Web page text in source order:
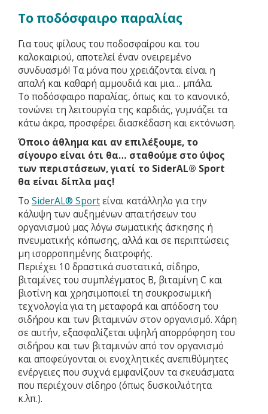
Το ποδόσφαιρο παραλίας
Για τους φίλους του ποδοσφαίρου και του
καλοκαιριού, αποτελεί έναν ονειρεμένο
συνδυασμό! Τα μόνα που χρειάζονται είναι η
απαλή και καθαρή αμμουδιά και μια… μπάλα.
Το ποδόσφαιρο παραλίας, όπως και το κανονικό,
τονώνει τη λειτουργία της καρδιάς, γυμνάζει τα
κάτω άκρα, προσφέρει διασκέδαση και εκτόνωση.
Όποιο άθλημα και αν επιλέξουμε, το
σίγουρο είναι ότι θα… σταθούμε στο ύψος
των περιστάσεων, γιατί το SiderAL® Sport
θα είναι δίπλα μας!
Το SiderAL® Sportείναι κατάλληλο για την
κάλυψη των αυξημένων απαιτήσεων του
οργανισμού μας λόγω σωματικής άσκησης ή
πνευματικής κόπωσης, αλλά και σε περιπτώσεις
μη ισορροπημένης διατροφής.
Περιέχει 10 δραστικά συστατικά, σίδηρο,
βιταμίνες του συμπλέγματος Β, βιταμίνη C και
βιοτίνη και χρησιμοποιεί τη σουκροσωμική
τεχνολογία για τη μεταφορά και απόδοση του
σιδήρου και των βιταμινών στον οργανισμό. Χάρη
σε αυτήν, εξασφαλίζεται υψηλή απορρόφηση του
σιδήρου και των βιταμινών από τον οργανισμό
και αποφεύγονται οι ενοχλητικές ανεπιθύμητες
ενέργειες που συχνά εμφανίζουν τα σκευάσματα
που περιέχουν σίδηρο (όπως δυσκοιλιότητα
κ.λπ.).